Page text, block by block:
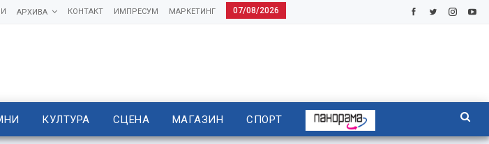
07/08/2026
МАРКЕТИНГ
ИМПРЕСУМ
КОНТАКТ
АРХИВА
КУЛТУРА СЦЕНА МАГАЗИН СПОРТ